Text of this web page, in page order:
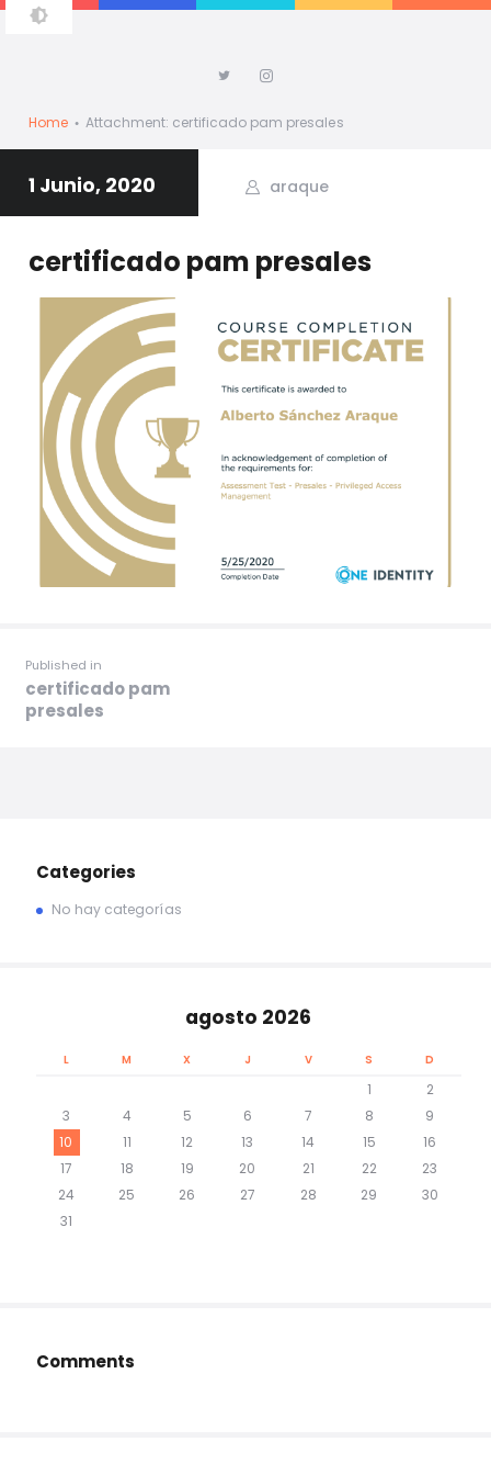
Home Attachment: certificado pam presales
ALBERTO ARAQUE
1 Junio, 2020 araque
certificado pam presales
Published in
certificado pam
presales
Categories
No hay categorías
agosto 2026
L M X J V S D
1
2
3
4 5 6 7 8
9
10
11 12 13 14 15
16
17
18 19 20 21 22
23
24
25 26 27 28 29
30
31
Comments